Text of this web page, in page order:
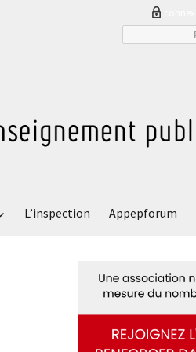
pour
L’inspection Appepforum